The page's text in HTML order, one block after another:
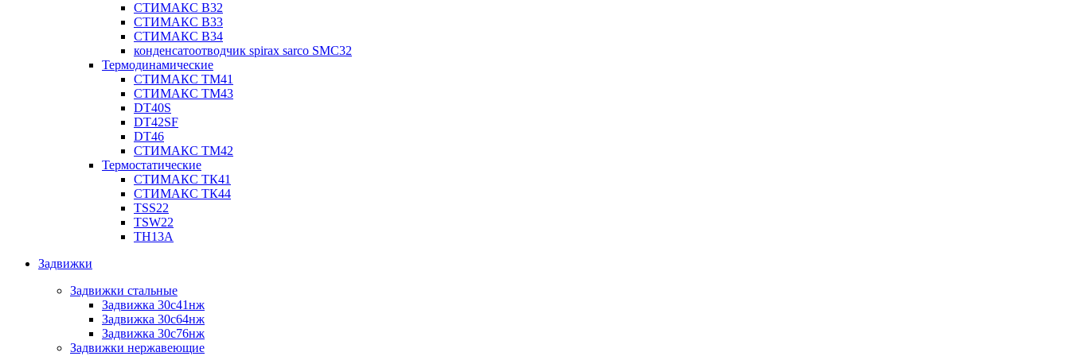
СТИМАКС В32
СТИМАКС В33
СТИМАКС B34
конденсатоотводчик spirax sarco SMC32
Термодинамические
СТИМАКС ТМ41
СТИМАКС ТМ43
DT40S
DT42SF
DT46
СТИМАКС ТМ42
Термостатические
СТИМАКС ТК41
СТИМАКС ТК44
TSS22
TSW22
TH13A
Задвижки
Задвижки стальные
Задвижка 30с41нж
Задвижка 30с64нж
Задвижка 30с76нж
Задвижки нержавеющие